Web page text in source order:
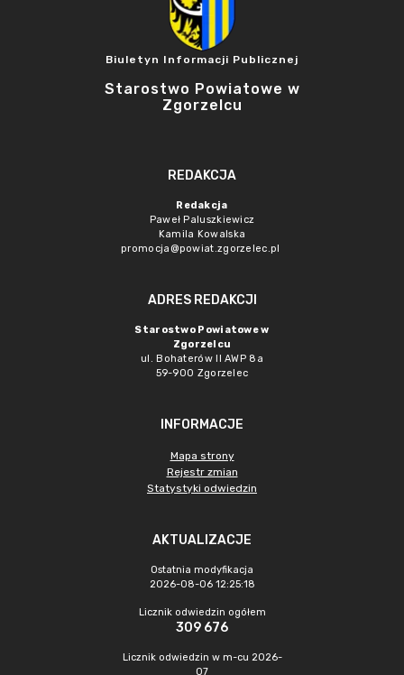
Biuletyn Informacji Publicznej
Starostwo Powiatowe w
Zgorzelcu
REDAKCJA
Redakcja
Paweł Paluszkiewicz
Kamila Kowalska
promocja@powiat.zgorzelec.pl
ADRES REDAKCJI
Starostwo Powiatowe w
Zgorzelcu
ul. Bohaterów II AWP 8a
59-900 Zgorzelec
INFORMACJE
Mapa strony
Rejestr zmian
Statystyki odwiedzin
AKTUALIZACJE
Ostatnia modyfikacja
2026-08-06 12:25:18
Licznik odwiedzin ogółem
309 676
Licznik odwiedzin w m-cu 2026-
07